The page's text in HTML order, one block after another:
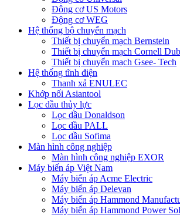
Động cơ US Motors
Động cơ WEG
Hệ thống bộ chuyển mạch
Thiết bị chuyển mạch Bernstein
Thiết bị chuyển mạch Cornell
Thiết bị chuyển mạch Gsee- Tech
Hệ thống tĩnh điện
Thanh xả ENULEC
Khớp nối Asiantool
Lọc dầu thủy lực
Lọc dầu Donaldson
Lọc dầu PALL
Lọc dầu Sofima
Màn hình công nghiệp
Màn hình công nghiệp EXOR
Máy biến áp Việt Nam
Máy biến áp Acme Electric
Máy biến áp Delevan
Máy biến áp Hammond
Máy biến áp Hammond Power